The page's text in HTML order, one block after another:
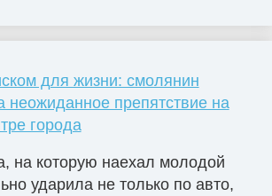
для жизни: смолянин
неожиданное препятствие на
города
на которую наехал молодой
ударила не только по авто,